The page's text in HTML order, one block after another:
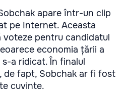
apare într-un clip
pe Internet. Aceasta
voteze pentru candidatul
economia țării a
a ridicat. În finalul
de fapt, Sobchak ar fi fost
cuvinte.